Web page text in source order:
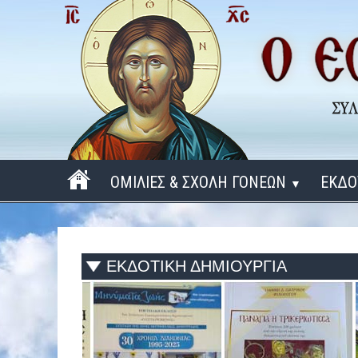
ΟΜΙΛΙΕΣ & ΣΧΟΛΗ ΓΟΝΕΩΝ ▼
ΠΕΡΙΟΔΟΣ 2025 - 2026
ΠΕΡΙΟΔΟΣ 2024 - 2025
ΠΕΡΙΟΔΟΣ 2023 - 2024
ΠΕΡΙΟΔΟΣ 2022 - 2023
ΕΚΔΟΤΙΚΗ ΔΗΜΙΟΥΡΓΙΑ